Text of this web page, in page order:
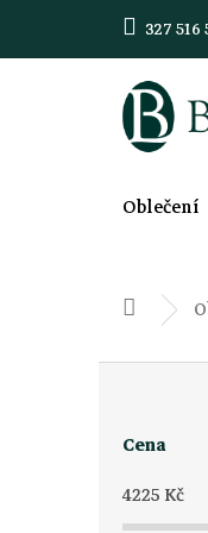
327 516
Oblečení
Domů
Cena
4225 Kč